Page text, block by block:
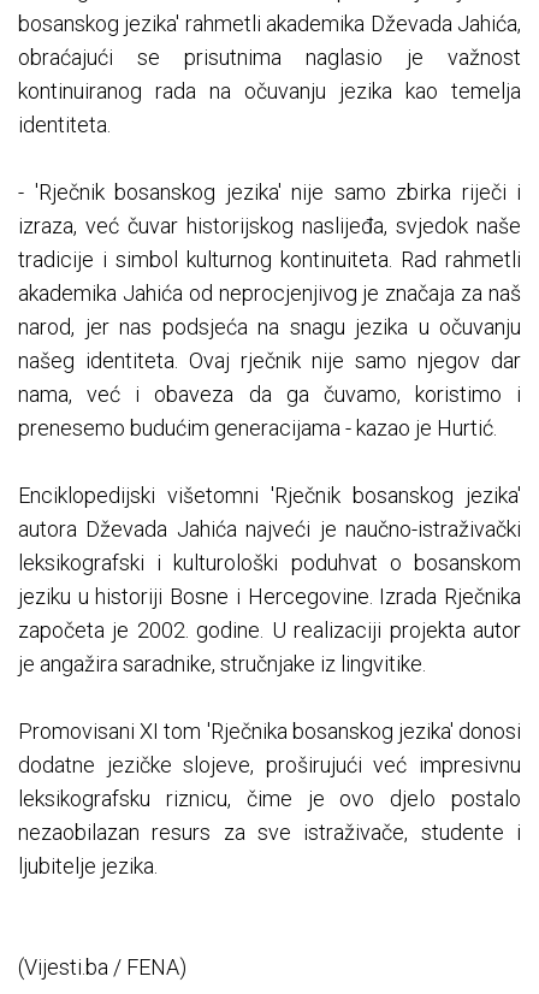
bosanskog jezika' rahmetli akademika Dževada Jahića,
obraćajući se prisutnima naglasio je važnost
kontinuiranog rada na očuvanju jezika kao temelja
identiteta.
- 'Rječnik bosanskog jezika' nije samo zbirka riječi i
izraza, već čuvar historijskog naslijeđa, svjedok naše
tradicije i simbol kulturnog kontinuiteta. Rad rahmetli
akademika Jahića od neprocjenjivog je značaja za naš
narod, jer nas podsjeća na snagu jezika u očuvanju
našeg identiteta. Ovaj rječnik nije samo njegov dar
nama, već i obaveza da ga čuvamo, koristimo i
prenesemo budućim generacijama - kazao je Hurtić.
Enciklopedijski višetomni 'Rječnik bosanskog jezika'
autora Dževada Jahića najveći je naučno-istraživački
leksikografski i kulturološki poduhvat o bosanskom
jeziku u historiji Bosne i Hercegovine. Izrada Rječnika
započeta je 2002. godine. U realizaciji projekta autor
je angažira saradnike, stručnjake iz lingvitike.
Promovisani XI tom 'Rječnika bosanskog jezika' donosi
dodatne jezičke slojeve, proširujući već impresivnu
leksikografsku riznicu, čime je ovo djelo postalo
nezaobilazan resurs za sve istraživače, studente i
ljubitelje jezika.
(Vijesti.ba / FENA)